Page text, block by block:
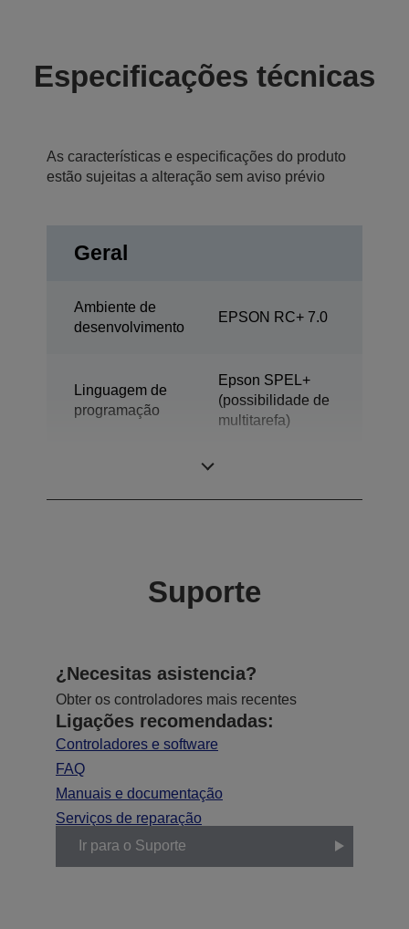
Especificações técnicas
As características e especificações do produto
estão sujeitas a alteração sem aviso prévio
Geral
Ambiente de
desenvolvimento
EPSON RC+ 7.0
Linguagem de
programação
Epson SPEL+
(possibilidade de
multitarefa)
Suporte
¿Necesitas asistencia?
Obter os controladores mais recentes
Ligações recomendadas:
Controladores e software
FAQ
Manuais e documentação
Serviços de reparação
Ir para o Suporte